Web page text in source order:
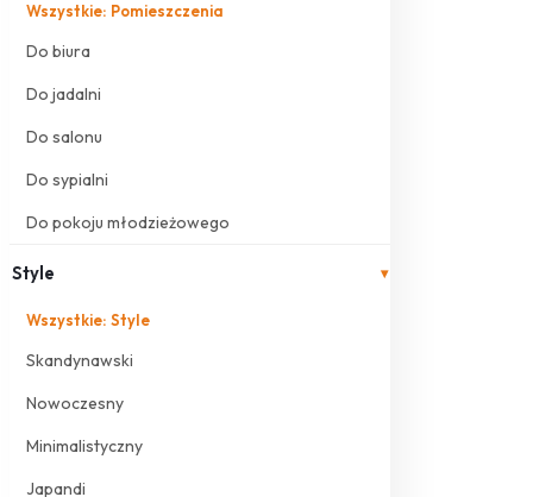
Wszystkie: Pomieszczenia
Do biura
Do jadalni
Do salonu
Do sypialni
Do pokoju młodzieżowego
Style ▾
Wszystkie: Style
Skandynawski
Nowoczesny
Minimalistyczny
Japandi